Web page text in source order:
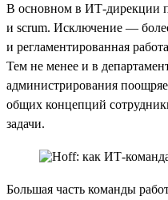
В основном в ИТ-дирекции
и scrum. Исключение —
и регламентированная
Тем не менее и в
администрирования
общих концепций
задачи.
Большая часть команды